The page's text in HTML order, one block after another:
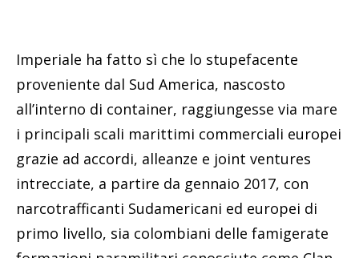
Imperiale ha fatto sì che lo stupefacente
proveniente dal Sud America, nascosto
all’interno di container, raggiungesse via mare
i principali scali marittimi commerciali europei
grazie ad accordi, alleanze e joint ventures
intrecciate, a partire da gennaio 2017, con
narcotrafficanti Sudamericani ed europei di
primo livello, sia colombiani delle famigerate